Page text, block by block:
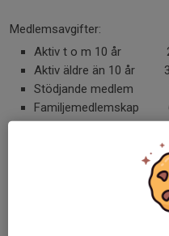
Medlemsavgifter:
Aktiv t o m 10 år
Aktiv äldre än 10 år
Stödjande medlem
Familjemedlemskap
Aktiv i
Aktiv t o m 10 år
Aktiv äldre än 10 år 1